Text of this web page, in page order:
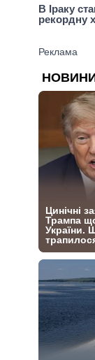
В Iраку
рекордну